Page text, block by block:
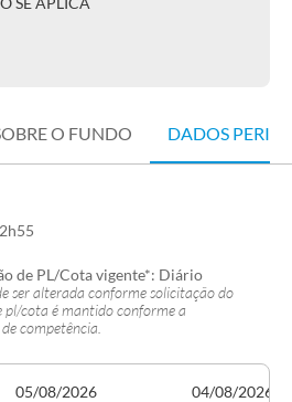
O FUNDO DADOS
de PL/Cota vigente*: Diário
ser alterada conforme solicitação do
cota é mantido conforme a
competência.
05/08/2026 04/08/2026